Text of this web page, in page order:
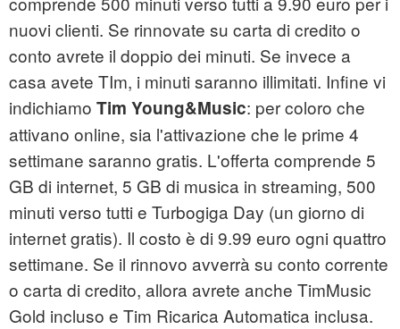
nuovi clienti. Se rinnovate su carta di credito o
conto avrete il doppio dei minuti. Se invece a
casa avete TIm, i minuti saranno illimitati. Infine vi
indichiamo Tim Young&Music: per coloro che
attivano online, sia l'attivazione che le prime 4
settimane saranno gratis. L'offerta comprende 5
GB di internet, 5 GB di musica in streaming, 500
minuti verso tutti e Turbogiga Day (un giorno di
internet gratis). Il costo è di 9.99 euro ogni quattro
settimane. Se il rinnovo avverrà su conto corrente
o carta di credito, allora avrete anche TimMusic
Gold incluso e Tim Ricarica Automatica inclusa.